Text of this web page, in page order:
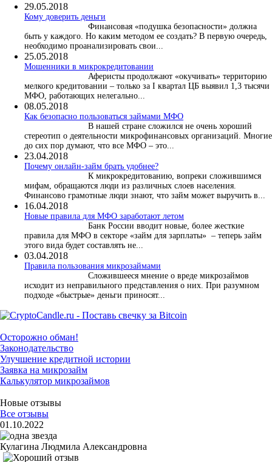
29.05.2018
Кому доверить деньги
Финансовая «подушка безопасности» должна
быть у каждого. Но каким методом ее создать? В первую очередь,
необходимо проанализировать свои...
25.05.2018
Мошенники в микрокредитовании
Аферисты продолжают «окучивать» территорию
мелкого кредитовании – только за I квартал ЦБ выявил 1,3 тысячи
МФО, работающих нелегально...
08.05.2018
Как безопасно пользоваться займами МФО
В нашей стране сложился не очень хороший
стереотип о деятельности микрофинансовых организаций. Многие
до сих пор думают, что все МФО – это...
23.04.2018
Почему онлайн-займ брать удобнее?
К микрокредитованию, вопреки сложившимся
мифам, обращаются люди из различных слоев населения.
Финансово грамотные люди знают, что займ может выручить в...
16.04.2018
Новые правила для МФО заработают летом
Банк России вводит новые, более жесткие
правила для МФО в секторе «займ для зарплаты» – теперь займ
этого вида будет составлять не...
03.04.2018
​Правила пользования микрозаймами
Сложившееся мнение о вреде микрозаймов
исходит из неправильного представления о них. При разумном
подходе «быстрые» деньги приносят...
Осторожно обман!
Законодательство
Улучшение кредитной истории
Заявка на микрозайм
Калькулятор микрозаймов
Новые отзывы
Все отзывы
01.10.2022
Кулагина Людмила Александровна